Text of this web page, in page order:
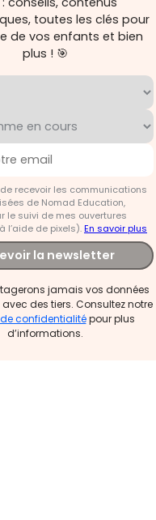
toutes les clés pour
de vos enfants et bien
plus ! 🎯
recevoir les communications
de Nomad Education,
le suivi de mes ouvertures
l’aide de pixels).En savoir plus
la newsletter
jamais vos données
des tiers. Consultez notre
confidentialitépour plus
d’informations.